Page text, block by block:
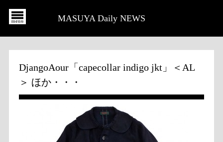
MASUYA Daily NEWS
DjangoAour「capecollar indigo jkt」＜AL
＞ ほか・・・